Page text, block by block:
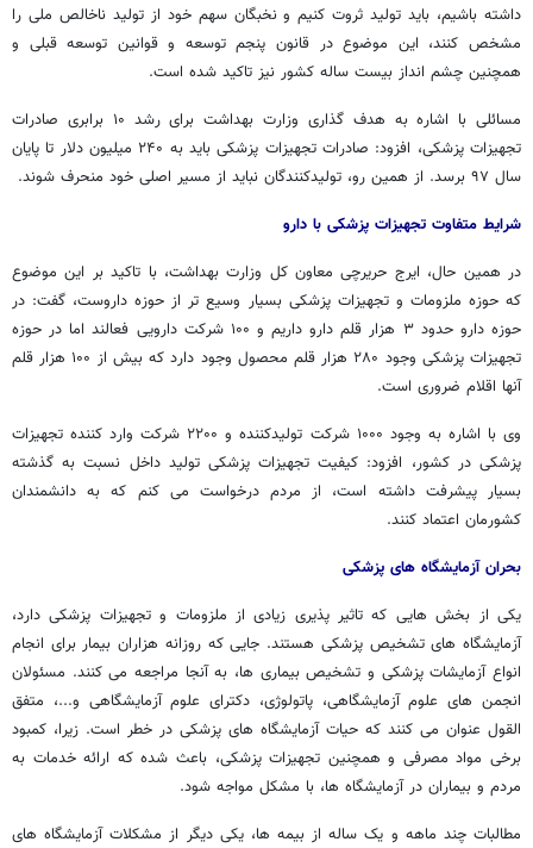
داشته باشیم، باید تولید ثروت کنیم و نخبگان سهم خود از تولید ناخالص ملی را
مشخص کنند، این موضوع در قانون پنجم توسعه و قوانین توسعه قبلی و
همچنین چشم انداز بیست ساله کشور نیز تاکید شده است.
مسائلی با اشاره به هدف گذاری وزارت بهداشت برای رشد ۱۰ برابری صادرات
تجهیزات پزشکی، افزود: صادرات تجهیزات پزشکی باید به ۲۴۰ میلیون دلار تا پایان
سال ۹۷ برسد. از همین رو، تولیدکنندگان نباید از مسیر اصلی خود منحرف شوند.
شرایط متفاوت تجهیزات پزشکی با دارو
در همین حال، ایرج حریرچی معاون کل وزارت بهداشت، با تاکید بر این موضوع
که حوزه ملزومات و تجهیزات پزشکی بسیار وسیع تر از حوزه داروست، گفت: در
حوزه دارو حدود ۳ هزار قلم دارو داریم و ۱۰۰ شرکت دارویی فعالند اما در حوزه
تجهیزات پزشکی وجود ۲۸۰ هزار قلم محصول وجود دارد که بیش از ۱۰۰ هزار قلم
آنها اقلام ضروری است.
وی با اشاره به وجود ۱۰۰۰ شرکت تولیدکننده و ۲۲۰۰ شرکت وارد کننده تجهیزات
پزشکی در کشور، افزود: کیفیت تجهیزات پزشکی تولید داخل نسبت به گذشته
بسیار پیشرفت داشته است، از مردم درخواست می کنم که به دانشمندان
کشورمان اعتماد کنند.
بحران آزمایشگاه های پزشکی
یکی از بخش هایی که تاثیر پذیری زیادی از ملزومات و تجهیزات پزشکی دارد،
آزمایشگاه های تشخیص پزشکی هستند. جایی که روزانه هزاران بیمار برای انجام
انواع آزمایشات پزشکی و تشخیص بیماری ها، به آنجا مراجعه می کنند. مسئولان
انجمن های علوم آزمایشگاهی، پاتولوژی، دکترای علوم آزمایشگاهی و...، متفق
القول عنوان می کنند که حیات آزمایشگاه های پزشکی در خطر است. زیرا، کمبود
برخی مواد مصرفی و همچنین تجهیزات پزشکی، باعث شده که ارائه خدمات به
مردم و بیماران در آزمایشگاه ها، با مشکل مواجه شود.
مطالبات چند ماهه و یک ساله از بیمه ها، یکی دیگر از مشکلات آزمایشگاه های